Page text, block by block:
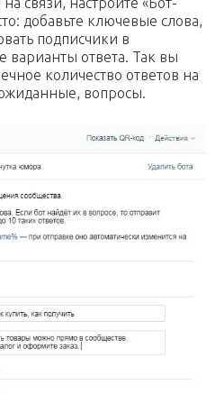
добавьте ключевые слова,
подписчики в
ответа. Так вы
количество ответов на
вопросы.